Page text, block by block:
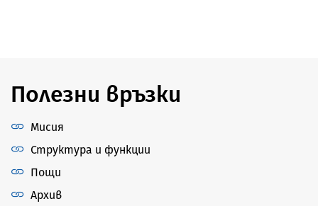
Полезни връзки
Мисия
Структура и функции
Пощи
Архив